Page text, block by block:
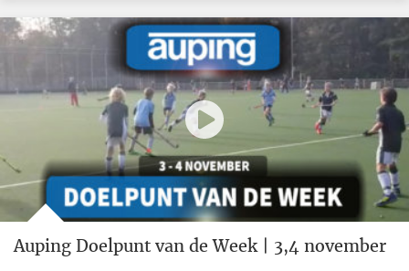
Auping Doelpunt van de Week | 3,4 november